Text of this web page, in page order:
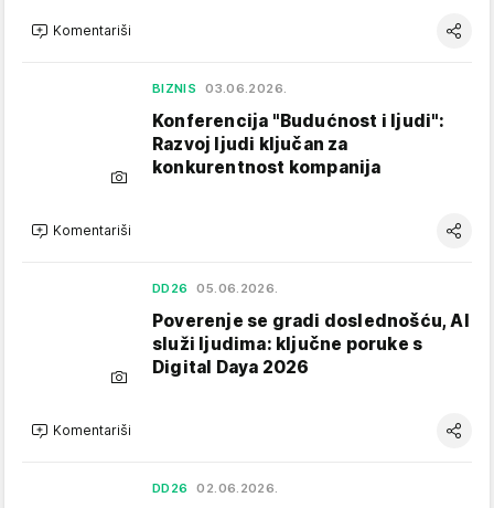
Komentariši
BIZNIS 03.06.2026.
Konferencija "Budućnost i ljudi":
Razvoj ljudi ključan za
konkurentnost kompanija
Komentariši
DD26 05.06.2026.
Poverenje se gradi doslednošću, AI
služi ljudima: ključne poruke s
Digital Daya 2026
Komentariši
DD26 02.06.2026.